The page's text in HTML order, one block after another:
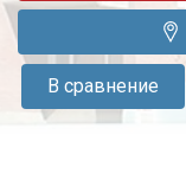
дача"
гостям
комфортные
условия
В сравнение